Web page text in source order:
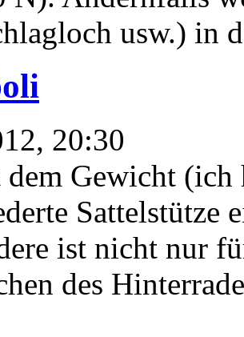
usw.) in
20:30
Gewicht (ich
Sattelstütze
ist nicht nur
des